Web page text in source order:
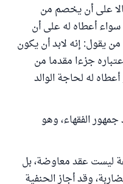
على أن يخصم من
أعطاه له على أن
يقول: إنه لابد أن يكون
جزءا مقدما من
له لحاجة الوالد
الفقهاء، وهو
ليست عقد معاوضة، بل
وقد أجاز الحنفية